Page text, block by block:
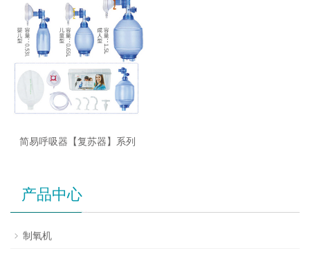
简易呼吸器【复苏器】系列
产品中心
制氧机